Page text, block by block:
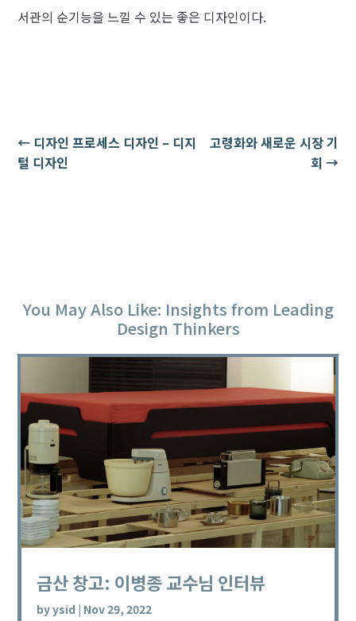
서관의 순기능을 느낄 수 있는 좋은 디자인이다.
← 디자인 프로세스 디자인 – 디지
털 디자인
고령화와 새로운 시장 기
회 →
You May Also Like: Insights from Leading
Design Thinkers
금산 창고: 이병종 교수님 인터뷰
byysid | Nov 29, 2022